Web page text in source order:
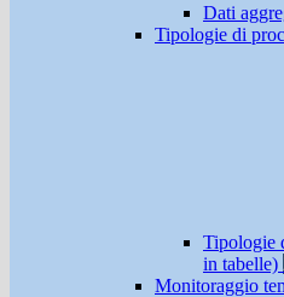
Dati
Tipologie di
Tipologie
in tabelle)
Monitoraggio